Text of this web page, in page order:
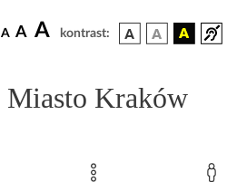
A A A kontrast:
Miasto Kraków